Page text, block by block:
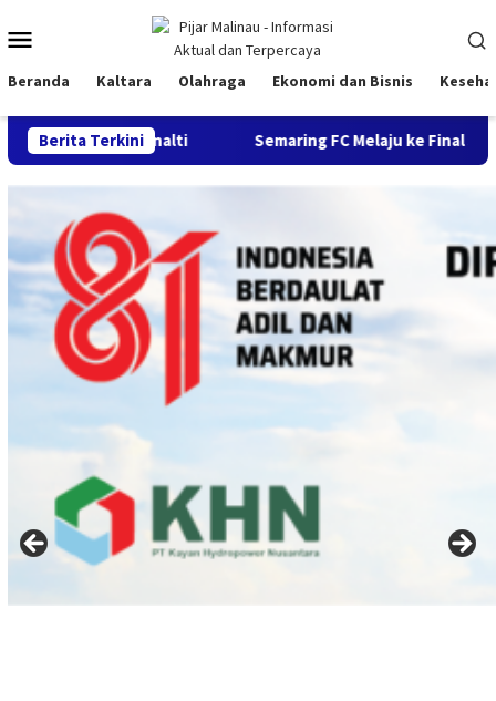
ke
Mobile
Beranda Kaltara Olahraga Ekonomi dan Bisnis
Berita Terkini
Penalti Semaring FC Melaju ke Final Sepak Bola